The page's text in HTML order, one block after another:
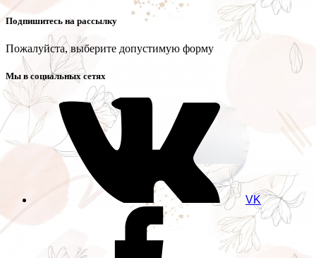
Подпишитесь на рассылку
Пожалуйста, выберите допустимую форму
Мы в социальных сетях
VK